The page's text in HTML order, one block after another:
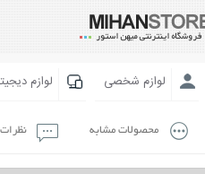
لوازم شخصی لوازم
محصولات مشابه